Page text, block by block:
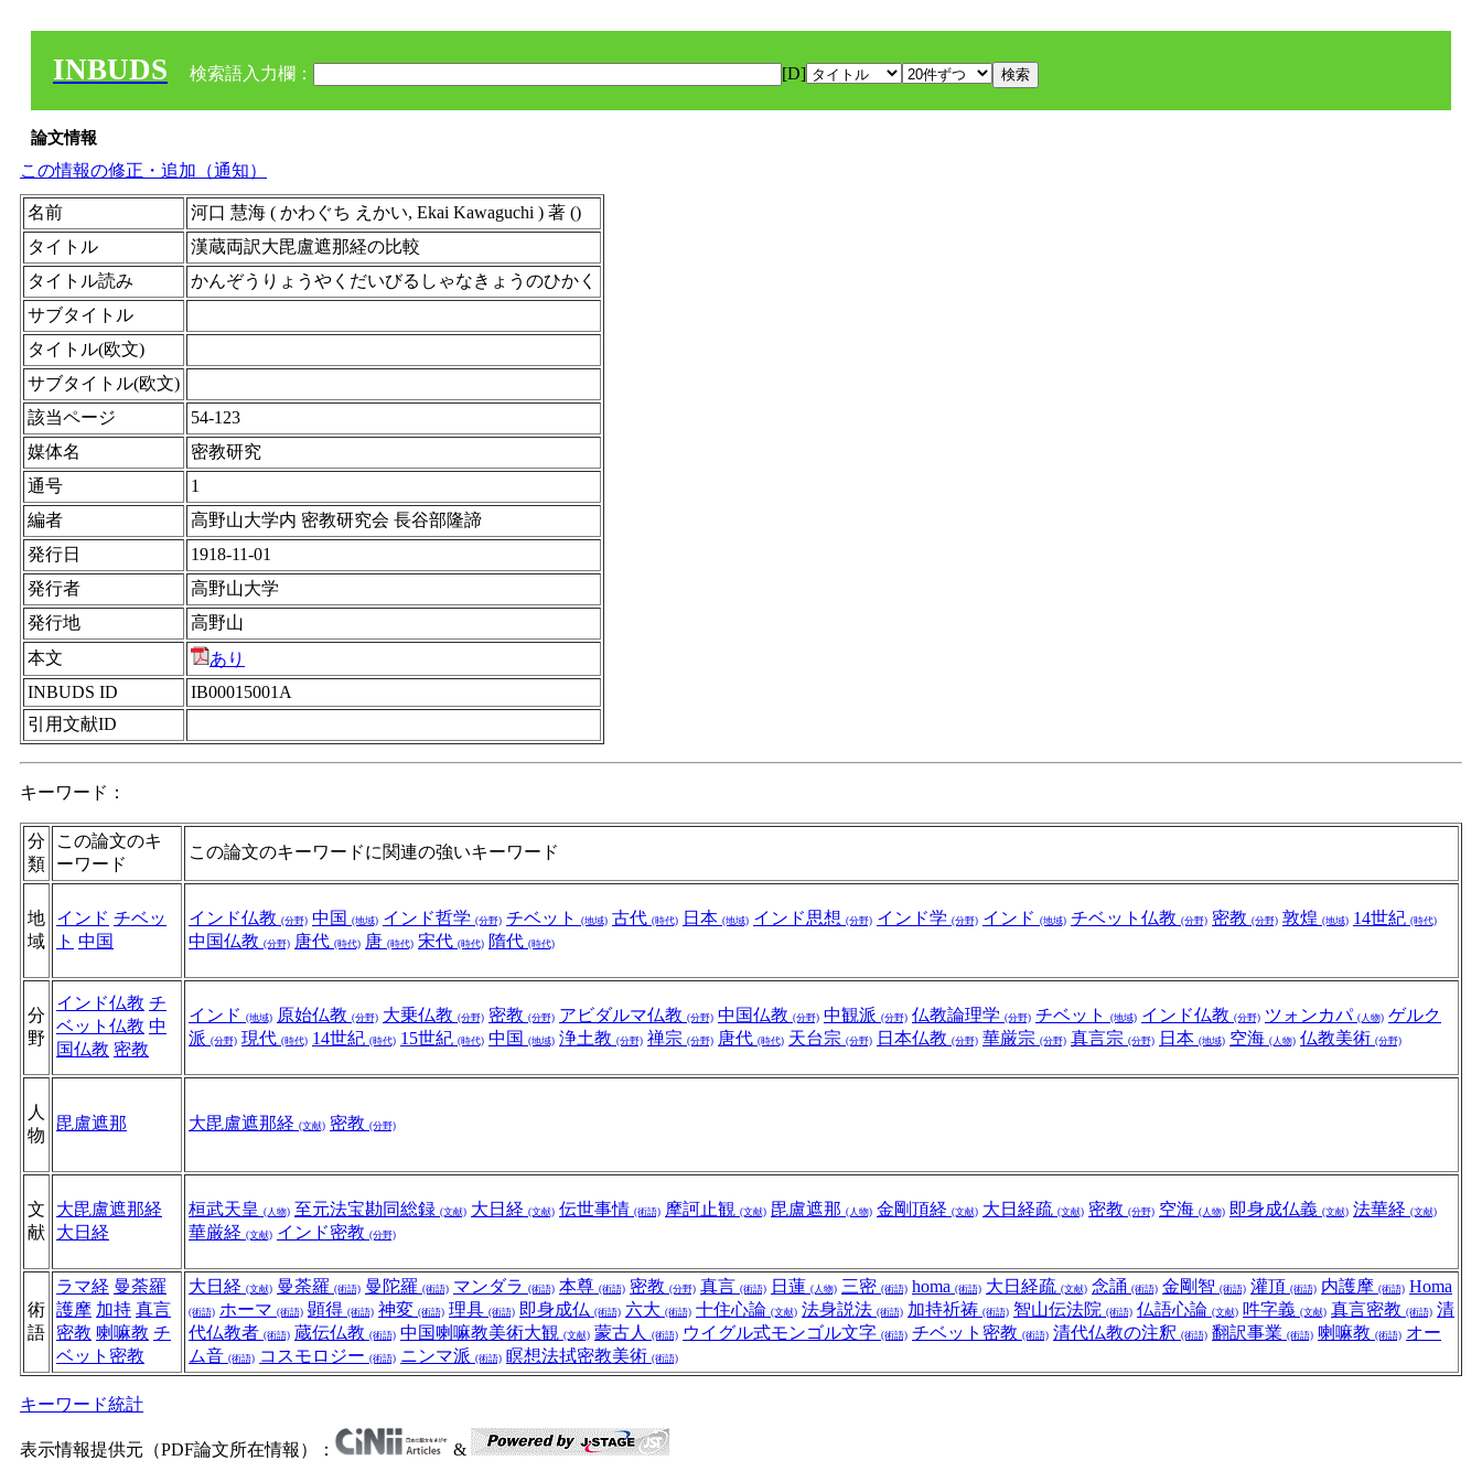
INBUDS 検索語入力欄： [D]
論文情報
この情報の修正・追加（通知）
名前
河口 慧海 ( かわぐち えかい, Ekai Kawaguchi ) 著 ()
タイトル
漢蔵両訳大毘盧遮那経の比較
タイトル読み
かんぞうりょうやくだいびるしゃなきょうのひかく
サブタイトル
タイトル(欧文)
サブタイトル(欧文)
該当ページ
54-123
媒体名
密教研究
通号
1
編者
高野山大学内 密教研究会 長谷部隆諦
発行日
1918-11-01
発行者
高野山大学
発行地
高野山
本文
あり
INBUDS ID
IB00015001A
引用文献ID
キーワード：
分
類
この論文のキ
ーワード
この論文のキーワードに関連の強いキーワード
地
域
インド チベッ
ト 中国
インド仏教 (分野) 中国 (地域) インド哲学 (分野) チベット (地域) 古代 (時代) 日本 (地域) インド思想 (分野) インド学 (分野) インド (地域) チベット仏教 (分野) 密教 (分野) 敦煌 (地域) 14世紀 (時代)
中国仏教 (分野) 唐代 (時代) 唐 (時代) 宋代 (時代) 隋代 (時代)
分
野
インド仏教 チ
ベット仏教 中
国仏教 密教
インド (地域) 原始仏教 (分野) 大乗仏教 (分野) 密教 (分野) アビダルマ仏教 (分野) 中国仏教 (分野) 中観派 (分野) 仏教論理学 (分野) チベット (地域) インド仏教 (分野) ツォンカパ (人物) ゲルク
派 (分野) 現代 (時代) 14世紀 (時代) 15世紀 (時代) 中国 (地域) 浄土教 (分野) 禅宗 (分野) 唐代 (時代) 天台宗 (分野) 日本仏教 (分野) 華厳宗 (分野) 真言宗 (分野) 日本 (地域) 空海 (人物) 仏教美術 (分野)
人
物
毘盧遮那 大毘盧遮那経 (文献) 密教 (分野)
文
献
大毘盧遮那経
大日経
桓武天皇 (人物) 至元法宝勘同総録 (文献) 大日経 (文献) 伝世事情 (術語) 摩訶止観 (文献) 毘盧遮那 (人物) 金剛頂経 (文献) 大日経疏 (文献) 密教 (分野) 空海 (人物) 即身成仏義 (文献) 法華経 (文献)
華厳経 (文献) インド密教 (分野)
術
語
ラマ経 曼荼羅
護摩 加持 真言
密教 喇嘛教 チ
ベット密教
大日経 (文献) 曼荼羅 (術語) 曼陀羅 (術語) マンダラ (術語) 本尊 (術語) 密教 (分野) 真言 (術語) 日蓮 (人物) 三密 (術語) homa (術語) 大日経疏 (文献) 念誦 (術語) 金剛智 (術語) 灌頂 (術語) 内護摩 (術語) Homa
(術語) ホーマ (術語) 顕得 (術語) 神変 (術語) 理具 (術語) 即身成仏 (術語) 六大 (術語) 十住心論 (文献) 法身説法 (術語) 加持祈祷 (術語) 智山伝法院 (術語) 仏語心論 (文献) 吽字義 (文献) 真言密教 (術語) 清
代仏教者 (術語) 蔵伝仏教 (術語) 中国喇嘛教美術大観 (文献) 蒙古人 (術語) ウイグル式モンゴル文字 (術語) チベット密教 (術語) 清代仏教の注釈 (術語) 翻訳事業 (術語) 喇嘛教 (術語) オー
ム音 (術語) コスモロジー (術語) ニンマ派 (術語) 瞑想法拭密教美術 (術語)
キーワード統計
表示情報提供元（PDF論文所在情報）： &